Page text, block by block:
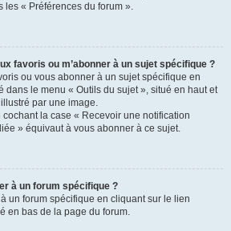
les « Préférences du forum ».
favoris ou m’abonner à un sujet spécifique ?
ou vous abonner à un sujet spécifique en
dans le menu « Outils du sujet », situé en haut et
par une image.
la case « Recevoir une notification
» équivaut à vous abonner à ce sujet.
à un forum spécifique ?
un forum spécifique en cliquant sur le lien
en bas de la page du forum.